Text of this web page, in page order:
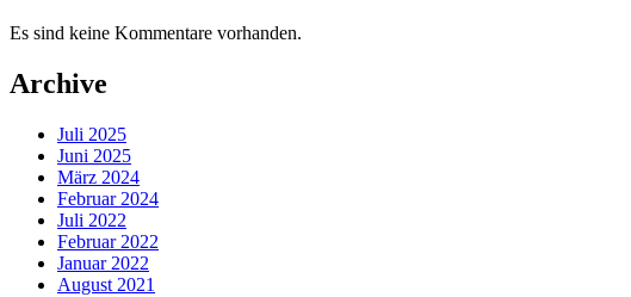
Es sind keine Kommentare vorhanden.
Archive
Juli 2025
Juni 2025
März 2024
Februar 2024
Juli 2022
Februar 2022
Januar 2022
August 2021